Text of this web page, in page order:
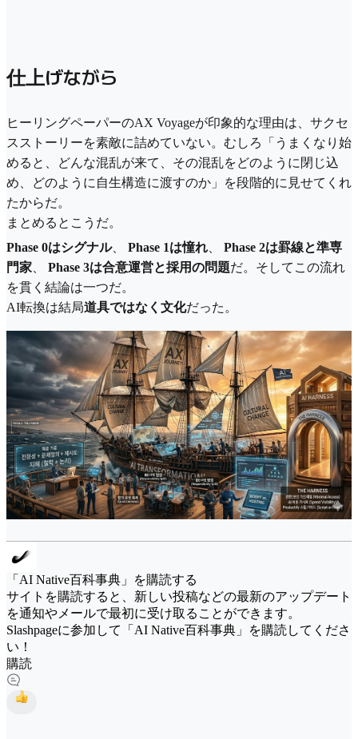
仕上げながら
ヒーリングペーパーのAX Voyageが印象的な理由は、サクセ
スストーリーを素敵に詰めていない。むしろ「うまくなり始
めると、どんな混乱が来て、その混乱をどのように閉じ込
め、どのように自生構造に渡すのか」を段階的に見せてくれ
たからだ。
まとめるとこうだ。
Phase 0はシグナル、 Phase 1は憧れ
Phase 2は罫線と準専
門家
Phase 3は合意運営と採用の問題だ。そしてこの流れ
を貫く結論は一つだ。
AI転換は結局道具ではなく文化だった。
「AI Native百科事典」を購読する
サイトを購読すると、新しい投稿などの最新のアップデート
を通知やメールで最初に受け取ることができます。
Slashpageに参加して「AI Native百科事典」を購読してくださ
い！
購読